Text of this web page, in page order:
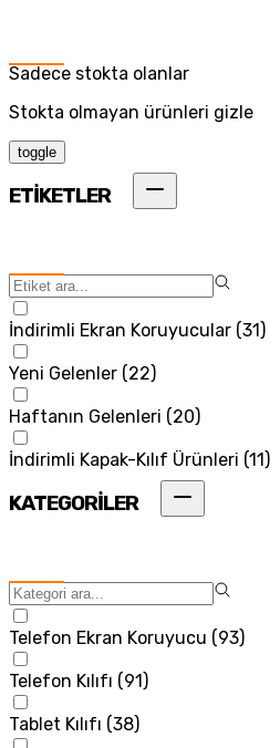
Sadece stokta olanlar
Stokta olmayan ürünleri gizle
toggle
ETİKETLER
İndirimli Ekran Koruyucular (31 )
Yeni Gelenler (22)
Haftanın Gelenleri (20)
İndirimli Kapak-Kılıf Ürünleri (11 )
KATEGORİLER
Telefon Ekran Koruyucu (93)
Telefon Kılıfı (91)
Tablet Kılıfı (38)